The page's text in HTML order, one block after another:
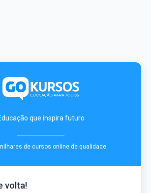
que inspira futuro
de cursos online de qualidade
volta!